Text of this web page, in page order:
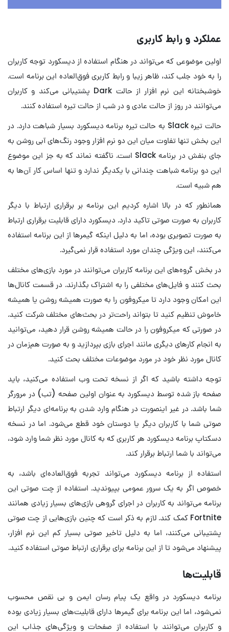
عملکرد و رابط کاربری
اولین موضوعی که می‌تواند در هنگام استفاده از دیسکورد توجه کاربران
را به خود جلب کند، ظاهر زیبا و رابط کاربری فوق‌العاده این برنامه است.
خوشبختانه این نرم افزار از حالت Dark پشتیبانی می‌کند و کاربران
می‌توانند در روز از حالت عادی و در شب از حالت تیره استفاده کنند.
حالت تیره Slack به حالت تیره برنامه دیسکورد بسیار شباهت دارد. در
این بخش تنها تفاوت میان این دو نرم افزار وجود رنگ‌های آبی روشن به
جای بنفش در برنامه Slack است. ناگفته نماند که به جز این موضوع
این دو برنامه شباهت چندانی با یکدیگر ندارد و تنها اساس کار آن‌ها به
هم شبیه است.
همانطور که در بالا اشاره کردیم این برنامه بر برقراری ارتباط با دیگر
کاربران به صورت صوتی تاکید دارد. دیسکورد دارای قابلیت برقراری ارتباط
به صورت تصویری بوده، اما به دلیل اینکه گیمرها از این برنامه استفاده
می‌کنند، این ویژگی چندان مورد استفاده قرار نمی‌گیرد.
در بخش گروه‌های این برنامه کاربران می‌توانند در مورد بازی‌های مختلف
بحث کنند و فایل‌های مختلفی را به اشتراک بگذارند. در قسمت کانال‌ها
این امکان وجود دارد تا میکروفون را به صورت همیشه روشن یا همیشه
خاموش تنظیم کنید تا بتواند راحت‌تر در بحث‌های مختلف شرکت کنید.
در صورتی که میکروفون را در حالت همیشه روشن قرار دهید، می‌توانید
به انجام کارهای دیگری مانند اجرای بازی بپردازید و به صورت هم‌زمان در
کانال مورد نظر خود در مورد موضوعات مختلف بحث کنید.
توجه داشته باشید که اگر از نسخه تحت وب استفاده می‌کنید، باید
صفحه باز شده توسط دیسکورد به عنوان اولین صفحه (تب) در مرورگر
شما باشد. در غیر اینصورت در هنگام وارد شدن به برنامه‌ای دیگر ارتباط
صوتی شما با کاربران دیگر یا دوستان خود قطع می‌شود. اما در نسخه
دسکتاپ برنامه دیسکورد هر کاربری که به کانال مورد نظر شما وارد شود،
می‌تواند با شما ارتباط برقرار کند.
استفاده از برنامه دیسکورد می‌تواند تجربه فوق‌العاده‌ای باشد، به
خصوص اگر به یک سرور عمومی بپیوندید. استفاده از چت صوتی این
برنامه می‌تواند به کاربران در اجرای گروهی بازی‌های بسیار زیادی همانند
Fortnite کمک کند. لازم به ذکر است که چنین بازی‌هایی از چت صوتی
پشتیبانی می‌کنند، اما به دلیل تاخیر صوتی بسیار کم این نرم افزار،
پیشنهاد می‌شود تا از این برنامه برای برقراری ارتباط صوتی استفاده کنید.
قابلیت‌ها
برنامه دیسکورد در واقع یک پیام رسان ایمن و بی نقص محسوب
نمی‌شود، اما این برنامه برای گیمرها دارای قابلیت‌های بسیار زیادی بوده
و کاربران می‌توانند با استفاده از صفحات و ویژگی‌های جذاب این